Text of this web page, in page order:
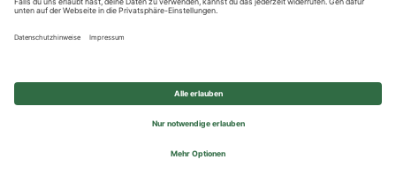
© 2026 REWE Group - All rights reserved